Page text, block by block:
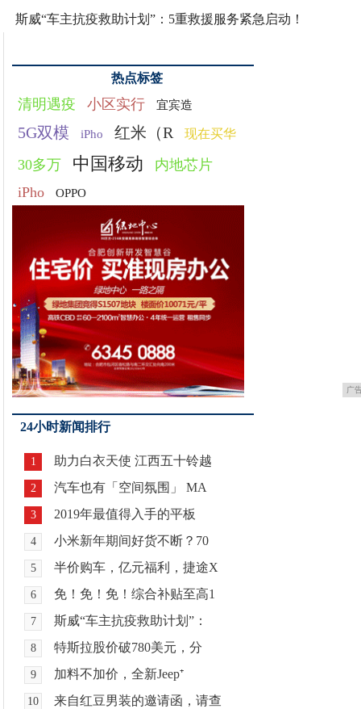
斯威“车主抗疫救助计划”：5重救援服务紧急启动！
热点标签
清明遇疫 小区实行 宜宾造
5G双模 iPho 红米（R 现在买华
30多万 中国移动
内地芯片
iPho
OPPO
广
24小时新闻排行
1 助力白衣天使 江西五十铃越
2 汽车也有「空间氛围」 MA
3 2019年最值得入手的平板
4 小米新年期间好货不断？70
5 半价购车，亿元福利，捷途X
6 免！免！免！综合补贴至高1
7 斯威“车主抗疫救助计划”：
8 特斯拉股价破780美元，分
9 加料不加价，全新Jeep⁺
10 来自红豆男装的邀请函，请查